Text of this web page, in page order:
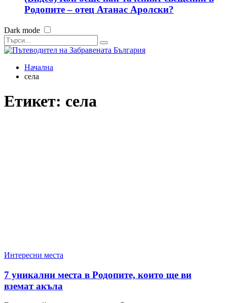
Родопите – отец Атанас Аролски?
Dark mode
Начална
села
Етикет: села
Интересни места
7 уникални места в Родопите, които ще ви
вземат акъла